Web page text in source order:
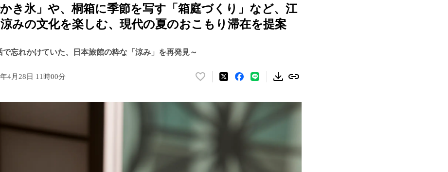
き氷」や、桐箱に季節を写す「箱庭づくり」など、江
みの文化を楽しむ、現代の夏のおこもり滞在を提案
で忘れかけていた、日本旅館の粋な「涼み」を再発見～
4月28日 11時00分
い
ね
！
数
を
読
込